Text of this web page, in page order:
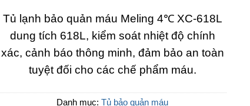
Tủ lạnh bảo quản máu Meling 4℃ XC-618L
dung tích 618L, kiểm soát nhiệt độ chính
xác, cảnh báo thông minh, đảm bảo an toàn
tuyệt đối cho các chế phẩm máu.
Danh mục:Tủ bảo quản máu